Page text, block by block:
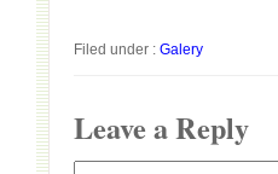
Filed under : Galery
Leave a Reply